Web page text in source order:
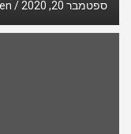
ספטמבר 20, 2020